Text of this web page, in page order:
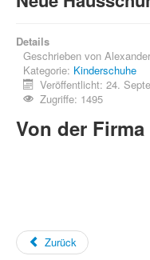
Schuhe
Aktuelle Aktionen
Markensortiment
Öffnungszeiten
Impressionen
Details
Geschrieben von
Kategorie: Kinderschuhe
Veröffentlicht: 24.
Zugriffe: 1495
Von der
Zurück